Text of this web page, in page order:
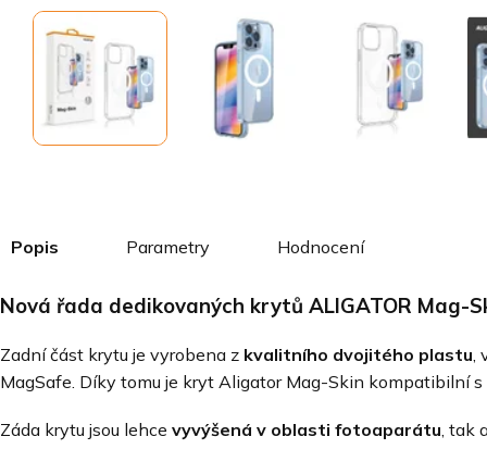
Popis Parametry Hodnocení
Nová řada dedikovaných krytů ALIGATOR
Zadní část krytu je vyrobena z kvalitního dvojitého plastu,
MagSafe. Díky tomu je kryt Aligator Mag-Skin kompatibilní
Záda krytu jsou lehce vyvýšená v oblasti fotoaparátu, tak